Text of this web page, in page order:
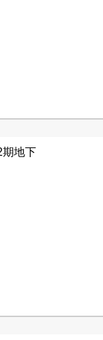
期地下